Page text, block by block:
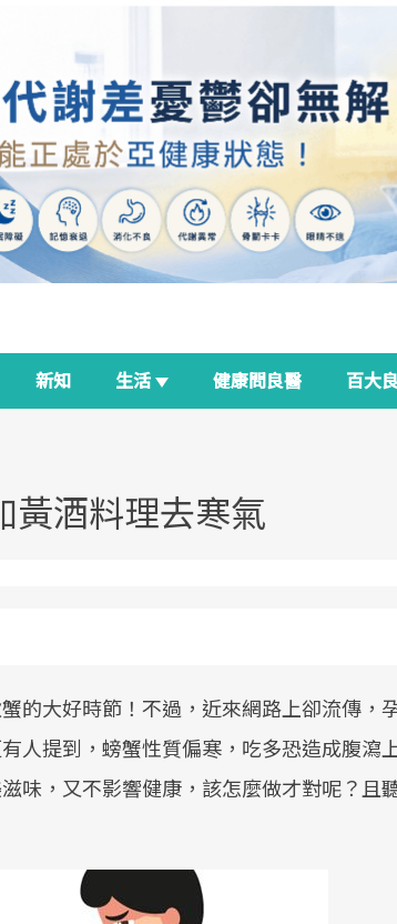
新知 生活 健康問良醫 百大
黃酒料理去寒氣
的大好時節！不過，近來網路上卻流傳，
人提到，螃蟹性質偏寒，吃多恐造成腹瀉
味，又不影響健康，該怎麼做才對呢？且
面對超高齡社會的浪潮，台
邁向「健康照護」的新時代
政策如「健康台灣推動委員
照3.0」的推進，「預防醫學
療院所的服務，更是民眾了
狀況、啟動健康管理的重要
2025年，就到良醫生活祭體
健康新生活」，從講座、體
全面啟動你的健康革命！
良醫健康網從「換季的身體
發，透過醫學觀點與日常感
建立對亞健康的認知，進而
改善行動。